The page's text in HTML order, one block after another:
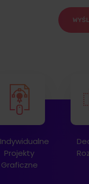
Dedykowane
Rozwiązania